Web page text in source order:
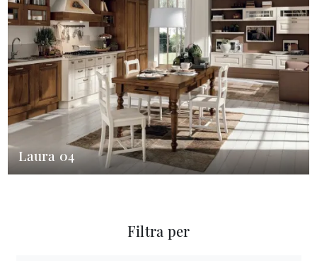
Laura 04
Filtra per